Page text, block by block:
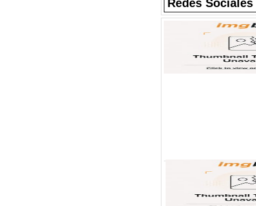
Redes Sociales